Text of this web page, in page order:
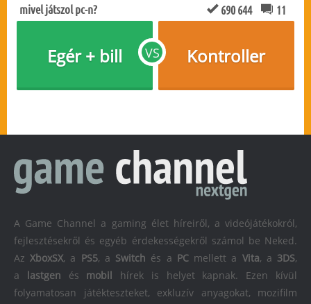
mivel játszol pc-n? 690 644 11
VS
Egér + bill Kontroller
A Game Channel a gaming élet híreiről, a videójátékokról,
fejlesztésekről és egyéb érdekességekről számol be Neked.
AzXboxSX, a PS5, a Switch és a PCmellett a Vita, a 3DS,
a lastgen és mobil hírek is helyet kapnak. Ezen kívül
folyamatosan játékteszteket, exkluzív anyagokat, mozifilm